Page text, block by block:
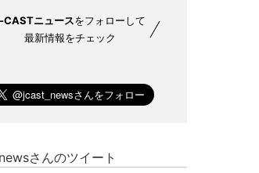
CASTニュースをフォローして
最新情報をチェック
さんのツイート